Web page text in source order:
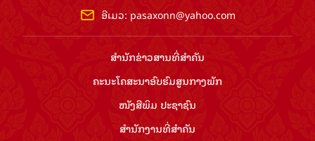
ອີເມວ: pasaxonn@yahoo.com
ສຳ​ນັກ​ຂ່າວ​ສານ​ທີ່​ສຳ​ຄັນ​
ຄະນະໂຄສະນາອົບຮົມ​ສູນ​ກາງ​ພັກ
ໜັງສືພິມ ປະ​ຊາ​ຊົນ
ສຳ​ນັກ​ງານ​ທີ່​ສຳ​ຄັນ